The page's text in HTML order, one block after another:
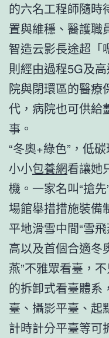
的六名工程師隨時
置與維穩、醫護職
智造云影長途超「
則經由過程5G及
院與閉環區的醫療
代，病院也可供給
事。
“冬奧+綠色”，低
小小包養網看讓她
機。一家名叫“搶
場館舉措措施裝備
平地滑雪中間“雪
高以及首個合適冬
燕”不雅眾看臺，
的拆卸式看臺體系
臺、攝影平臺、起
計時計分平臺等可